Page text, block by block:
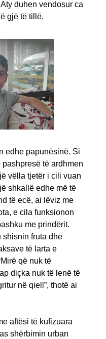
duhen vendosur ca
gjë të tillë.
edhe papunësinë. Si
të ardhmen
vëlla tjetër i cili vuan
shkallë edhe më të
të ecë, ai lëviz me
e cila funksionon
me prindërit.
shisnin fruta dhe
të larta e
që nuk të
diçka nuk të lenë të
në qiell”, thotë ai
aftësi të kufizuara
shërbimin urban